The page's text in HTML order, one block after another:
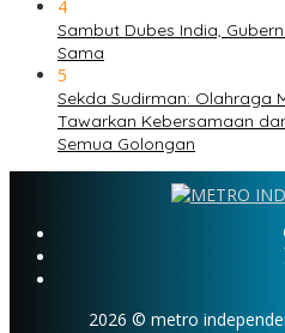
4
Sambut Dubes India,
Sama
5
Sekda Sudirman: Olahraga
Tawarkan Kebersamaan
Semua Golongan
2026 © metro